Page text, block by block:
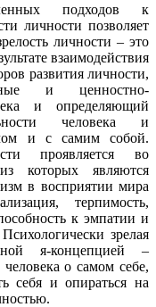
подходов к
личности позволяет
личности – это
взаимодействия
развития личности,
и ценностно-
и определяющий
человека и
и с самим собой.
проявляется во
которых являются
в восприятии мира
терпимость,
к эмпатии и
зрелая
я-концепцией –
о самом себе,
себя и опираться на